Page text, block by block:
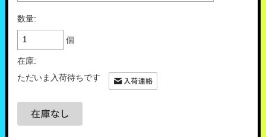
数量:
個
在庫:
ただいま入荷待ちです